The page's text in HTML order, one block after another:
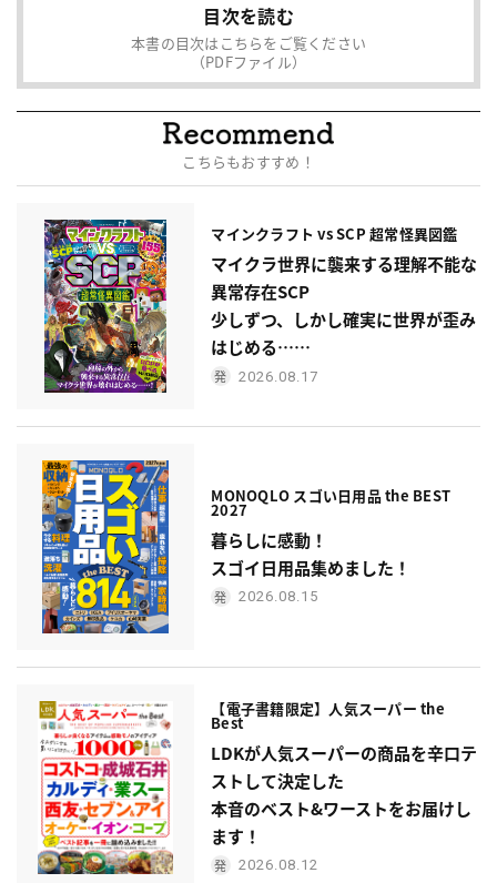
目次を読む
本書の目次はこちらをご覧ください
（PDFファイル）
こちらもおすすめ！
マインクラフト vs SCP 超常怪異図鑑
マイクラ世界に襲来する理解不能な
異常存在SCP
少しずつ、しかし確実に世界が歪み
はじめる……
2026.08.17
MONOQLO スゴい日用品 the BEST
2027
暮らしに感動！
スゴイ日用品集めました！
2026.08.15
【電子書籍限定】人気スーパー the
Best
LDKが人気スーパーの商品を辛口テ
ストして決定した
本音のベスト&ワーストをお届けし
ます！
2026.08.12